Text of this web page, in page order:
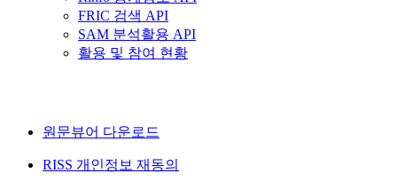
FRIC 검색 API
SAM 분석활용 API
활용 및 참여 현황
원문뷰어 다운로드
RISS 개인정보 재동의